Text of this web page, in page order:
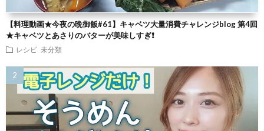
【料理動画★今夜の晩御飯#61】キャベツ大量消費チャレンジblog 第4回
★キャベツとあさりのバターが美味しすぎ❗
レシピ 未分類